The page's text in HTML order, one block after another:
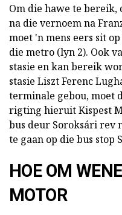
Om die hawe te
na die vernoem na
moet 'n mens eers sit
die metro (lyn 2). Ook
stasie en kan bereik
stasie Liszt Ferenc
terminale gebou, moet
rigting hieruit Kispest
bus deur Soroksári rev
te gaan op die bus stop
HOE OM
MOTOR